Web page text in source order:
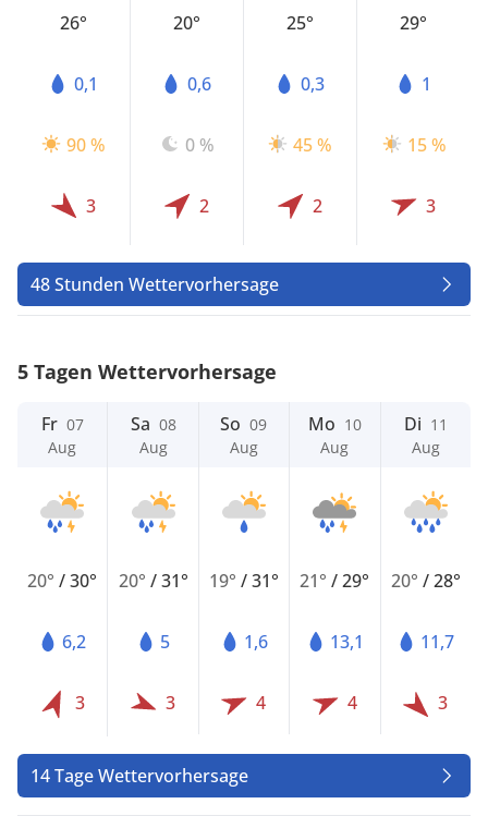
26°
0,1
90 %
3
20°
0,6
0 %
2
25°
0,3
45 %
2
29°
1
15 %
3
48 Stunden Wettervorhersage
5 Tagen Wettervorhersage
Fr 07
Aug
20°/30°
6,2
3
Sa 08
Aug
20° /31°
5
3
So 09
Aug
19° /31°
1,6
4
Mo 10
Aug
21°/29°
13,1
4
Di 11
Aug
20° /28°
11,7
3
14 Tage Wettervorhersage